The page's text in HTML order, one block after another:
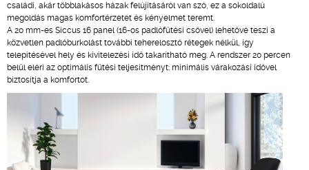
családi, akár többlakásos házak felújításáról van szó, ez a sokoldalú
megoldás magas komfortérzetet és kényelmet teremt.
A 20 mm-es Siccus 16 panel (16-os padlófűtési csővel) lehetővé teszi a
közvetlen padlóburkolást további teherelosztó rétegek nélkül, így
telepítésével hely és kivitelezési idő takarítható meg. A rendszer 20 percen
belül eléri az optimális fűtési teljesítményt: minimális várakozási idővel
biztosítja a komfortot.